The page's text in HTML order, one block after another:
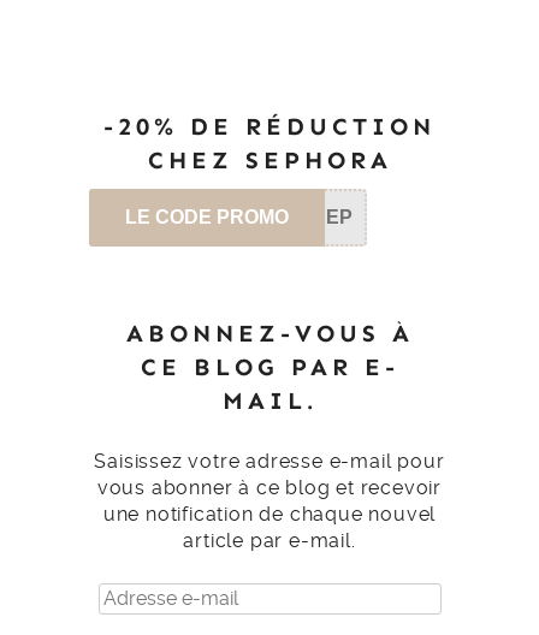
-20% DE RÉDUCTION
CHEZ SEPHORA
LE CODE PROMO SEP
ABONNEZ-VOUS À
CE BLOG PAR E-
MAIL.
Saisissez votre adresse e-mail pour
vous abonner à ce blog et recevoir
une notification de chaque nouvel
article par e-mail.
Adresse
e-